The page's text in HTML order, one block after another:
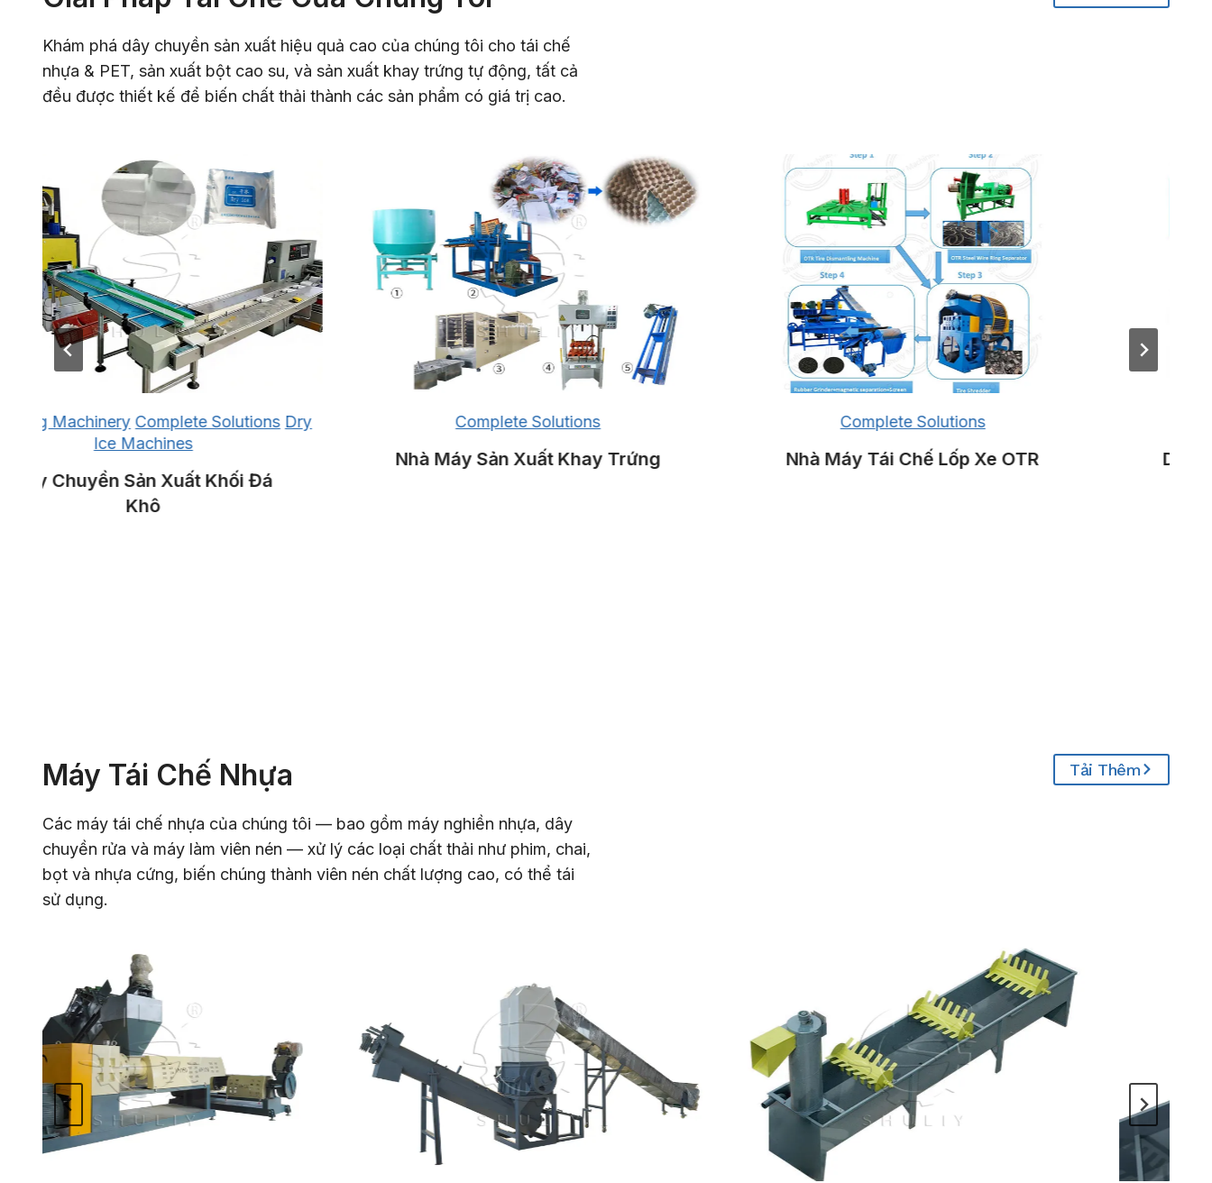
Khám phá dây chuyền sản xuất hiệu quả cao của chúng tôi cho tái chế
nhựa & PET, sản xuất bột cao su, và sản xuất khay trứng tự động, tất cả
đều được thiết kế để biến chất thải thành các sản phẩm có giá trị cao.
Machinery Complete Solutions Dry
Ice Machines
Dây Chuyền Sản Xuất Khối Đá
Khô
Complete Solutions
Nhà Máy Sản Xuất Khay Trứng
Complete Solutions
Nhà Máy Tái Chế Lốp Xe OTR Dây
Máy Tái Chế Nhựa
Các máy tái chế nhựa của chúng tôi — bao gồm máy nghiền nhựa, dây
chuyền rửa và máy làm viên nén — xử lý các loại chất thải như phim, chai,
bọt và nhựa cứng, biến chúng thành viên nén chất lượng cao, có thể tái
sử dụng.
Tải Thêm